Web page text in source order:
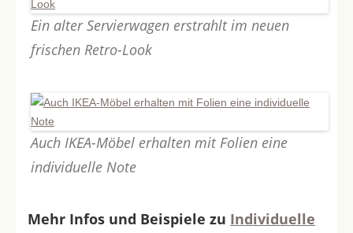
Ein alter Servierwagen erstrahlt im neuen
frischen Retro-Look
Auch IKEA-Möbel erhalten mit Folien eine
individuelle Note
Mehr Infos und Beispiele zu Individuelle